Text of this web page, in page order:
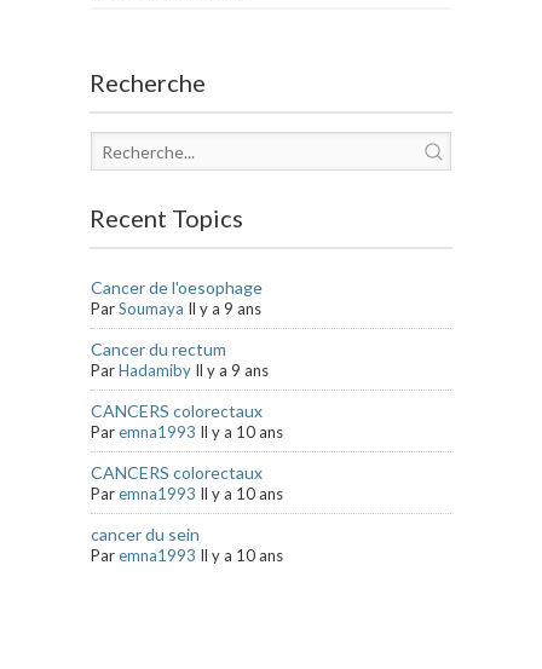
Recherche
Recent Topics
Cancer de l'oesophage
ParSoumaya Il y a 9 ans
Cancer du rectum
ParHadamiby Il y a 9 ans
CANCERS colorectaux
Paremna1993 Il y a 10 ans
CANCERS colorectaux
Paremna1993 Il y a 10 ans
cancer du sein
Paremna1993 Il y a 10 ans